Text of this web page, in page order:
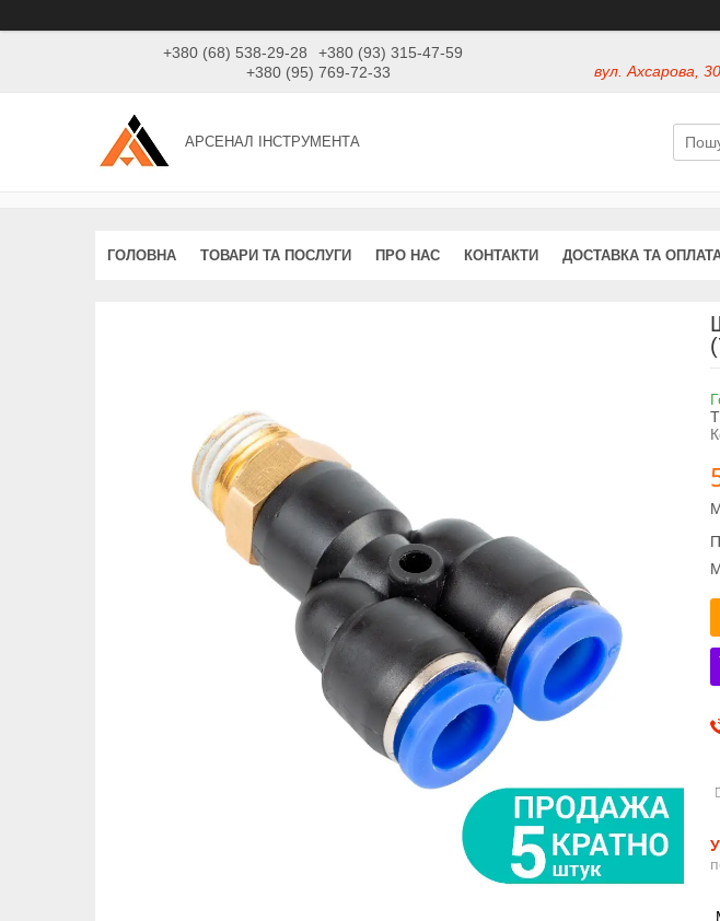
+380 (68) 538-29-28
+380 (93) 315-47-59
+380 (95) 769-72-33
вул. Ахсарова,
АРСЕНАЛ ІНСТРУМЕНТА
ГОЛОВНА ТОВАРИ ТА ПОСЛУГИ ПРО НАС КОНТАКТИ ДОСТАВКА ТА